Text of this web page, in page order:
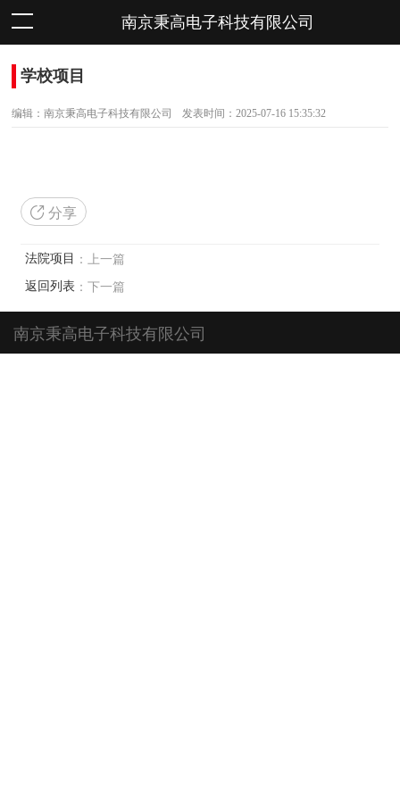
南京秉高电子科技有限公司
学校项目
编辑：南京秉高电子科技有限公司 发表时间：2025-07-16 15:35:32
分享
：上一篇
法院项目
：下一篇
返回列表
南京秉高电子科技有限公司